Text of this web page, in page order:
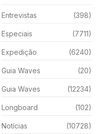
Entrevistas (398)
Especiais (7711)
Expedição (6240)
Guia Waves (20)
Guia Waves (12234)
Longboard (102)
Notícias (10728)